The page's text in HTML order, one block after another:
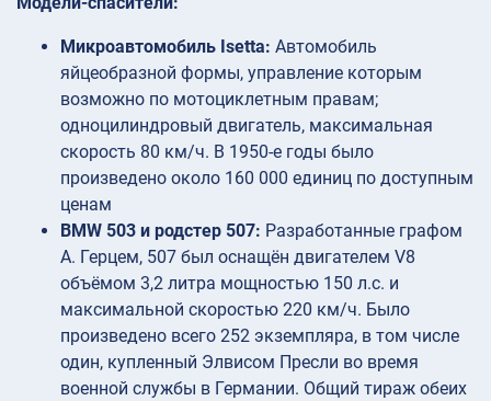
Микроавтомобиль Isetta: Автомобиль
яйцеобразной формы, управление которым
возможно по мотоциклетным правам;
одноцилиндровый двигатель, максимальная
скорость 80 км/ч. В 1950-е годы было
произведено около 160 000 единиц по доступным
ценам
BMW 503 и родстер 507: Разработанные графом
А. Герцем, 507 был оснащён двигателем V8
объёмом 3,2 литра мощностью 150 л.с. и
максимальной скоростью 220 км/ч. Было
произведено всего 252 экземпляра, в том числе
один, купленный Элвисом Пресли во время
военной службы в Германии. Общий тираж обеих